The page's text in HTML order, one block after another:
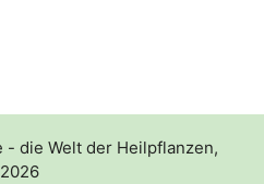
die Welt der Heilpflanzen,
2026